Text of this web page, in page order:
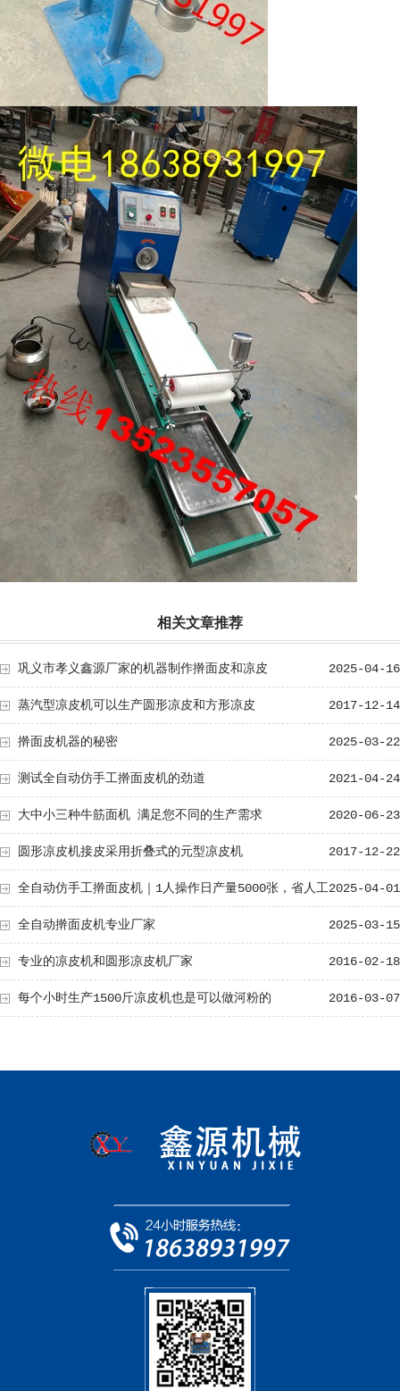
相关文章推荐
2025-04-16
巩义市孝义鑫源厂家的机器制作擀面皮和凉皮
2017-12-14
蒸汽型凉皮机可以生产圆形凉皮和方形凉皮
2025-03-22
擀面皮机器的秘密
2021-04-24
测试全自动仿手工擀面皮机的劲道
2020-06-23
大中小三种牛筋面机 满足您不同的生产需求
2017-12-22
圆形凉皮机接皮采用折叠式的元型凉皮机
2025-04-01
全自动仿手工擀面皮机｜1人操作日产量5000张，省人工
70%！免费技术指导 2025-03-15
全自动擀面皮机专业厂家
2016-02-18
专业的凉皮机和圆形凉皮机厂家
2016-03-07
每个小时生产1500斤凉皮机也是可以做河粉的